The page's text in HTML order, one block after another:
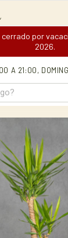
cerrado por
2026.
A 21:00,